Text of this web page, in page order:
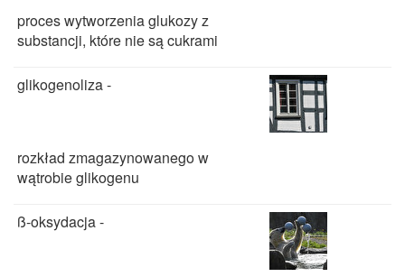
proces wytworzenia glukozy z
substancji, które nie są cukrami
glikogenoliza -
rozkład zmagazynowanego w
wątrobie glikogenu
ß-oksydacja -